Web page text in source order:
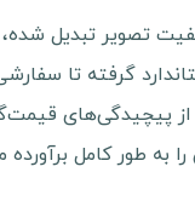
تصویر تبدیل
گرفته تا
پیچیدگی‌های
طور کامل برآورده